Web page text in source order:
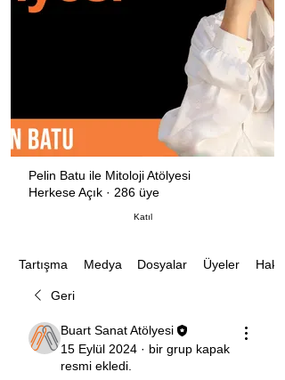
Pelin Batu ile Mitoloji Atölyesi
Herkese Açık · 286 üye
Katıl
Tartışma Medya Dosyalar Üyeler
Geri
Buart Sanat Atölyesi
15 Eylül 2024 · bir grup kapak
resmi ekledi.